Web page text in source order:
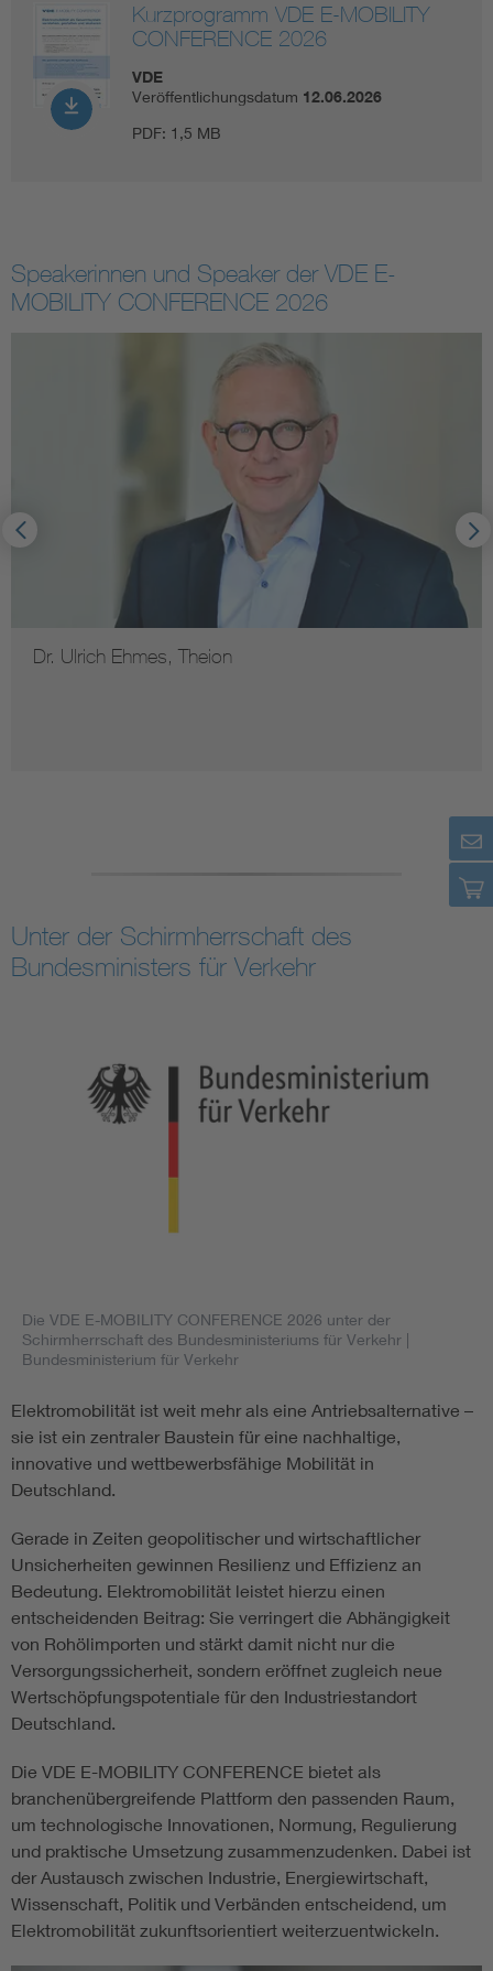
Kurzprogramm VDE E-MOBILITY
CONFERENCE 2026
VDE
Veröffentlichungsdatum 12.06.2026
PDF: 1,5 MB
Speakerinnen und Speaker der VDE E-
MOBILITY CONFERENCE 2026
Unter der Schirmherrschaft des
Bundesministers für Verkehr
Die VDE E-MOBILITY CONFERENCE 2026 unter der
Schirmherrschaft des Bundesministeriums für Verkehr |
Bundesministerium für Verkehr
Elektromobilität ist weit mehr als eine Antriebsalternative –
sie ist ein zentraler Baustein für eine nachhaltige,
innovative und wettbewerbsfähige Mobilität in
Deutschland.
Gerade in Zeiten geopolitischer und wirtschaftlicher
Unsicherheiten gewinnen Resilienz und Effizienz an
Bedeutung. Elektromobilität leistet hierzu einen
entscheidenden Beitrag: Sie verringert die Abhängigkeit
von Rohölimporten und stärkt damit nicht nur die
Versorgungssicherheit, sondern eröffnet zugleich neue
Wertschöpfungspotentiale für den Industriestandort
Deutschland.
Die VDE E-MOBILITY CONFERENCE bietet als
branchenübergreifende Plattform den passenden Raum,
um technologische Innovationen, Normung, Regulierung
und praktische Umsetzung zusammenzudenken. Dabei ist
der Austausch zwischen Industrie, Energiewirtschaft,
Wissenschaft, Politik und Verbänden entscheidend, um
Elektromobilität zukunftsorientiert weiterzuentwickeln.